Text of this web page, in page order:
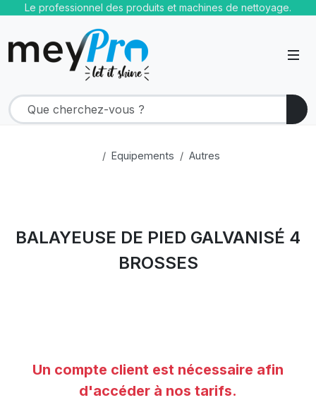
Le professionnel des produits et machines de nettoyage.
Equipements Autres
BALAYEUSE DE PIED GALVANISÉ 4
BROSSES
Un compte client est nécessaire afin
d'accéder à nos tarifs.